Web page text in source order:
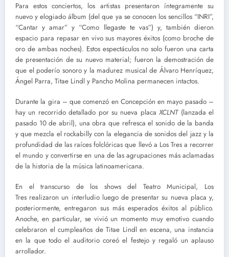
Para estos conciertos, los artistas presentaron íntegramente su
nuevo y elogiado álbum (del que ya se conocen los sencillos “INRI”,
“Cantar y amar” y “Como llegaste te vas”) y, también dieron
espacio para repasar en vivo sus mayores éxitos (como broche de
oro de ambas noches). Estos espectáculos no solo fueron una carta
de presentación de su nuevo material; fueron la demostración de
que el poderío sonoro y la madurez musical de Álvaro Henríquez,
Ángel Parra, Titae Lindl y Pancho Molina permanecen intactos.
Durante la gira – que comenzó en Concepción en mayo pasado –
hay un recorrido detallado por su nueva placaXCLNT(lanzada el
pasado 10 de abril), una obra que refresca el sonido de la banda
y que mezcla el rockabilly con la elegancia de sonidos del jazz y la
profundidad de las raíces folclóricas que llevó a Los Tres a recorrer
el mundo y convertirse en una de las agrupaciones más aclamadas
de la historia de la música latinoamericana.
En el transcurso de los shows del Teatro Municipal, Los
Tres realizaron un interludio luego de presentar su nueva placa y,
posteriormente, entregaron sus más esperados éxitos al público.
Anoche, en particular, se vivió un momento muy emotivo cuando
celebraron el cumpleaños de Titae Lindl en escena, una instancia
en la que todo el auditorio coreó el festejo y regaló un aplauso
arrollador.